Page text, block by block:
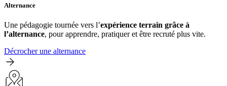
Alternance
Une pédagogie tournée vers l’expérience terrain grâce à
l’alternance, pour apprendre, pratiquer et être recruté plus vite.
Décrocher une alternance